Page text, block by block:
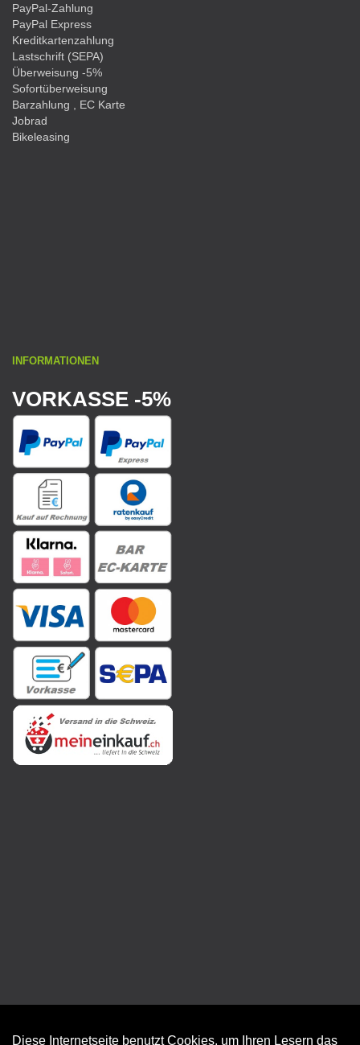
PayPal-Zahlung
PayPal Express
Kreditkartenzahlung
Lastschrift (SEPA)
Überweisung -5%
Sofortüberweisung
Barzahlung , EC Karte
Jobrad
Bikeleasing
INFORMATIONEN
VORKASSE -5%
Diese Internetseite benutzt Cookies, um Ihren Lesern das